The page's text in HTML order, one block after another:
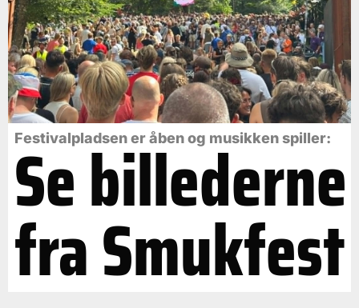
Festivalpladsen er åben og musikken spiller:
Se billederne
fra Smukfest